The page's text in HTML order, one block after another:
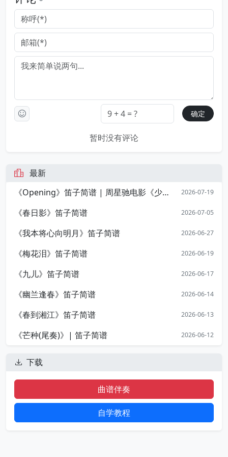
暂时没有评论
最新
《Opening》笛子简谱 | 周星驰电影《少林足球》开篇序曲
2026-07-19
《春日影》笛子简谱 2026-07-05
《我本将心向明月》笛子简谱 2026-06-27
《梅花泪》笛子简谱 2026-06-19
《九儿》笛子简谱 2026-06-17
《幽兰逢春》笛子简谱 2026-06-14
《春到湘江》笛子简谱 2026-06-13
《芒种(尾奏)》| 笛子简谱 2026-06-12
下载
曲谱伴奏
自学教程